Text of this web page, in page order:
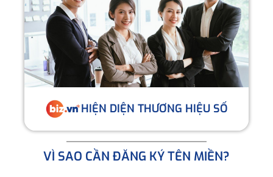
HIỆN DIỆN THƯƠNG HIỆU SỐ
VÌ SAO CẦN ĐĂNG KÝ TÊN MIỀN?